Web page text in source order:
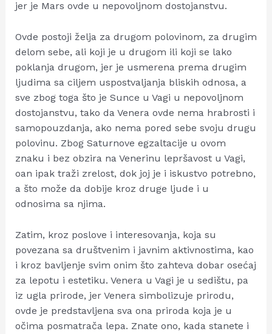
jer je Mars ovde u nepovoljnom dostojanstvu.
Ovde postoji želja za drugom polovinom, za drugim
delom sebe, ali koji je u drugom ili koji se lako
poklanja drugom, jer je usmerena prema drugim
ljudima sa ciljem uspostvaljanja bliskih odnosa, a
sve zbog toga što je Sunce u Vagi u nepovoljnom
dostojanstvu, tako da Venera ovde nema hrabrosti i
samopouzdanja, ako nema pored sebe svoju drugu
polovinu. Zbog Saturnove egzaltacije u ovom
znaku i bez obzira na Venerinu lepršavost u Vagi,
oan ipak traži zrelost, dok joj je i iskustvo potrebno,
a što može da dobije kroz druge ljude i u
odnosima sa njima.
Zatim, kroz poslove i interesovanja, koja su
povezana sa društvenim i javnim aktivnostima, kao
i kroz bavljenje svim onim što zahteva dobar osećaj
za lepotu i estetiku. Venera u Vagi je u sedištu, pa
iz ugla prirode, jer Venera simbolizuje prirodu,
ovde je predstavljena sva ona priroda koja je u
očima posmatrača lepa. Znate ono, kada stanete i